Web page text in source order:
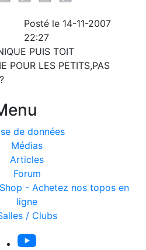
Posté le 14-11-2007
22:27
PUIS TOIT
POUR LES PETITS,PAS
de données
Médias
Articles
Forum
- Achetez nos topos en
ligne
/ Clubs